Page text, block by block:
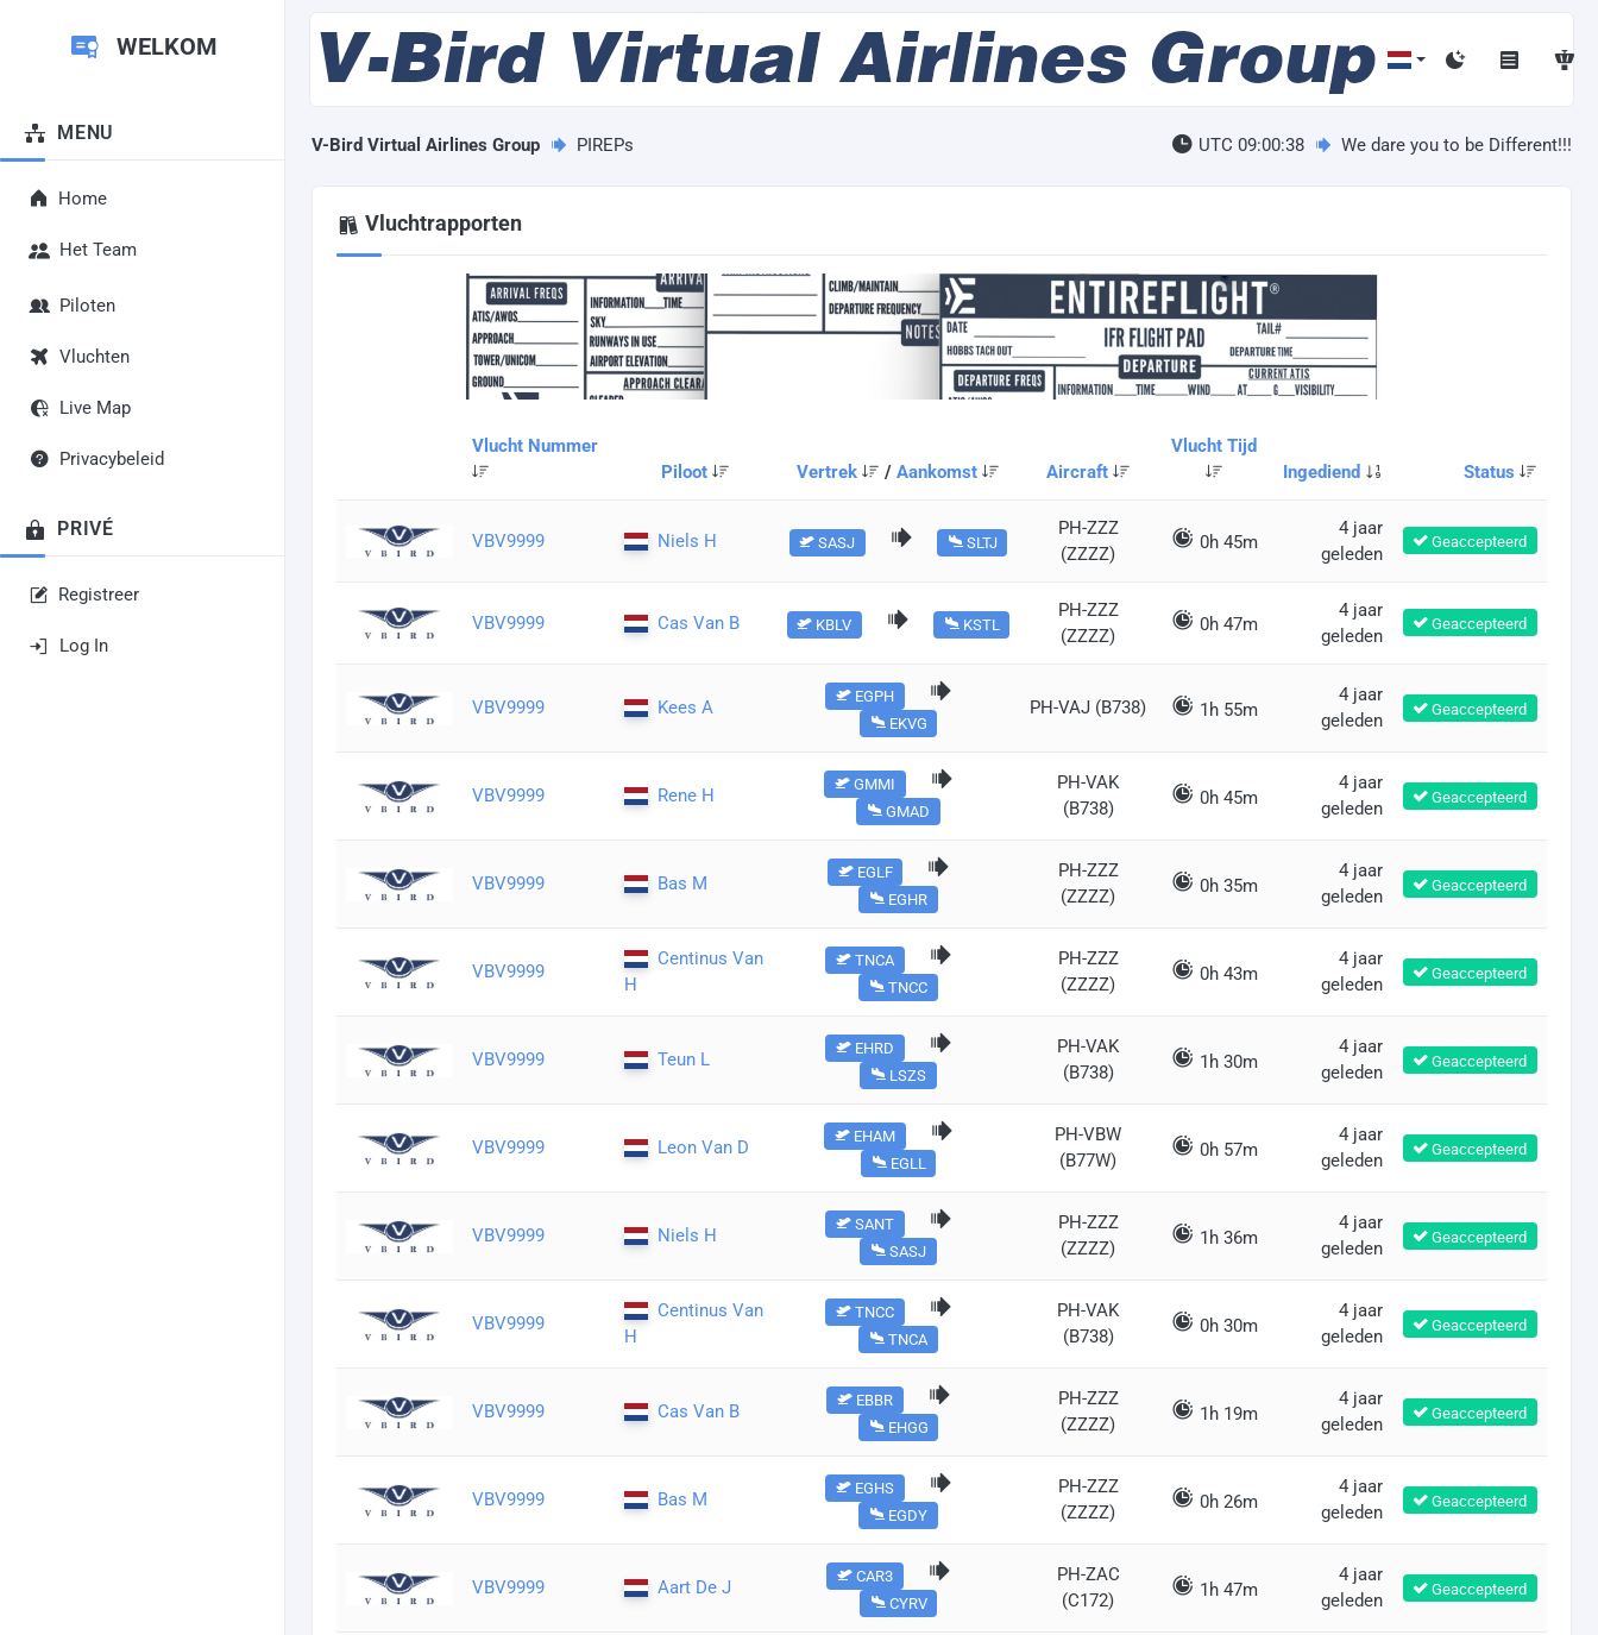
WELKOM
MENU
Home
Het Team
Piloten
Vluchten
Live Map
Privacybeleid
PRIVÉ
Registreer
Log In
V-Bird Virtual Airlines Group PIREPs UTC 09:00:39 We dare you to be Different!!!
Vluchtrapporten
Vlucht Nummer
Piloot
Vertrek / Aankomst Aircraft
Vlucht Tijd
Ingediend
Status
VBV9999 Niels H SASJ SLTJ
PH-ZZZ
(ZZZZ)
0h 45m
4 jaar
geleden
Geaccepteerd
VBV9999 Cas Van B KBLV KSTL
PH-ZZZ
(ZZZZ)
0h 47m
4 jaar
geleden
Geaccepteerd
VBV9999 Kees A
EGPH
EKVG
PH-VAJ (B738) 1h 55m
4 jaar
geleden
Geaccepteerd
VBV9999 Rene H
GMMI
GMAD
PH-VAK
(B738)
0h 45m
4 jaar
geleden
Geaccepteerd
VBV9999 Bas M
EGLF
EGHR
PH-ZZZ
(ZZZZ)
0h 35m
4 jaar
geleden
Geaccepteerd
VBV9999
Centinus Van
H
TNCA
TNCC
PH-ZZZ
(ZZZZ)
0h 43m
4 jaar
geleden
Geaccepteerd
VBV9999 Teun L
EHRD
LSZS
PH-VAK
(B738)
1h 30m
4 jaar
geleden
Geaccepteerd
VBV9999 Leon Van D
EHAM
EGLL
PH-VBW
(B77W)
0h 57m
4 jaar
geleden
Geaccepteerd
VBV9999 Niels H
SANT
SASJ
PH-ZZZ
(ZZZZ)
1h 36m
4 jaar
geleden
Geaccepteerd
VBV9999
Centinus Van
H
TNCC
TNCA
PH-VAK
(B738)
0h 30m
4 jaar
geleden
Geaccepteerd
VBV9999 Cas Van B
EBBR
EHGG
PH-ZZZ
(ZZZZ)
1h 19m
4 jaar
geleden
Geaccepteerd
VBV9999 Bas M
EGHS
EGDY
PH-ZZZ
(ZZZZ)
0h 26m
4 jaar
geleden
Geaccepteerd
VBV9999 Aart De J
CAR3
CYRV
PH-ZAC
(C172)
1h 47m
4 jaar
geleden
Geaccepteerd